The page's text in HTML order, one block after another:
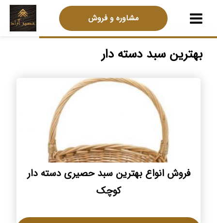
مشاوره و فروش
بهترین سبد دسته دار
فروش انواع بهترین سبد حصیری دسته دار
کوچک